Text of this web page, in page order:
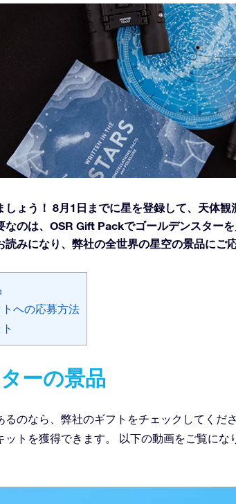
しょう！ 8月1日までに星を登録して、天体
なのは、OSR Gift Packでゴールデンスター
みになり、弊社の全世界の星空の景品にご
への応募方法
ーの景品
るのなら、弊社のギフトをチェックしてくだ
ットを獲得できます。 以下の動画をご覧にな